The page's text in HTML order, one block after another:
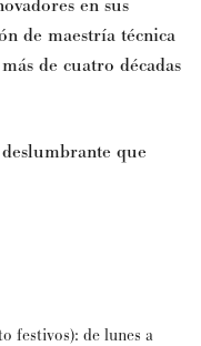
de maestría técnica
de cuatro décadas
que
festivos): de lunes a